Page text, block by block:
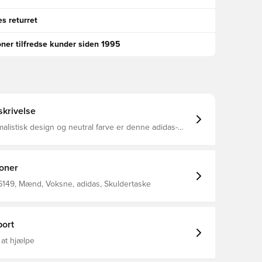
returret
tilfredse kunder siden 1995
design og neutral farve er denne adidas-
Mål: 6 cm x 16 cm x 20 cm
L Hovedmateriale: 100% Polyamid(100% Genbrugs) /
Genbrugs) / Polstring: 100%
Mænd, Voksne, adidas, Skuldertaske
at hjælpe